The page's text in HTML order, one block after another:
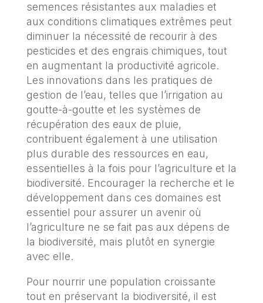
semences résistantes aux maladies et
aux conditions climatiques extrêmes peut
diminuer la nécessité de recourir à des
pesticides et des engrais chimiques, tout
en augmentant la productivité agricole.
Les innovations dans les pratiques de
gestion de l’eau, telles que l’irrigation au
goutte-à-goutte et les systèmes de
récupération des eaux de pluie,
contribuent également à une utilisation
plus durable des ressources en eau,
essentielles à la fois pour l’agriculture et la
biodiversité. Encourager la recherche et le
développement dans ces domaines est
essentiel pour assurer un avenir où
l’agriculture ne se fait pas aux dépens de
la biodiversité, mais plutôt en synergie
avec elle.
Pour nourrir une population croissante
tout en préservant la biodiversité, il est